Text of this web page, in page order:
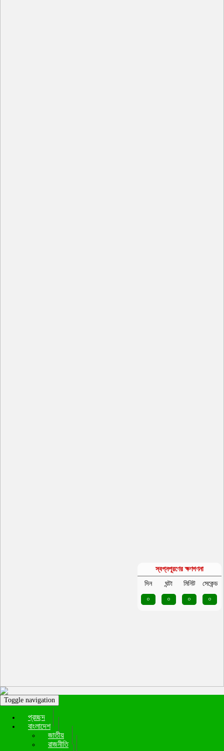
Toggle navigation
প্রচ্ছদ
বাংলাদেশ
জাতীয়
রাজনীতি
স্বপ্নপূরণের ক্ষণগণনা
দিন
ঘন্টা মিনিট
সেকেন্ড
০
০ ০ ০